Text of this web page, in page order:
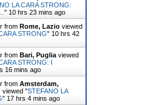
LA CARA STRONG:
" 10 hrs 23 mins ago
from Rome, Lazio viewed
STRONG" 10 hrs 42
from Bari, Puglia viewed
STRONG: I
16 mins ago
from Amsterdam,
viewed "STEFANO LA
" 17 hrs 4 mins ago